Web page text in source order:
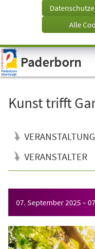
Visuelle
Assistenzsoftware
öffnen.
Alle
Paderborn
Kunst trifft
VERANSTALTER
07. September 2025–